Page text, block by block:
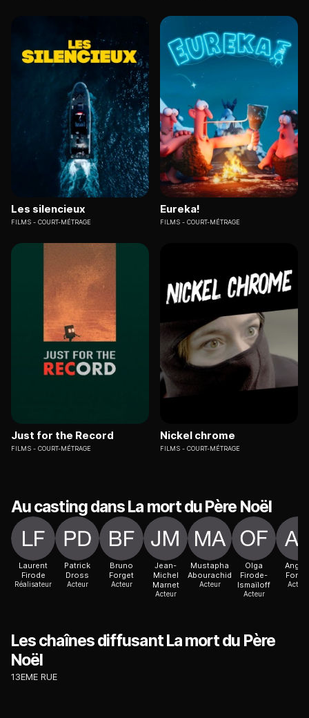
Les silencieux
FILMS COURT-MÉTRAGE
Eureka!
FILMS COURT-MÉTRAGE
Just for the Record
FILMS COURT-MÉTRAGE
Nickel chrome
FILMS COURT-MÉTRAGE
Au casting dans La mort du Père Noël
Laurent
Firode
Réalisateur
Patrick
Dross
Acteur
Bruno
Forget
Acteur
Jean-
Michel
Marnet
Acteur
Mustapha
Abourachid
Acteur
Olga
Firode-
Ismaïloff
Acteur
Acteur
Les chaînes diffusant La mort du Père
Noël
13EME RUE